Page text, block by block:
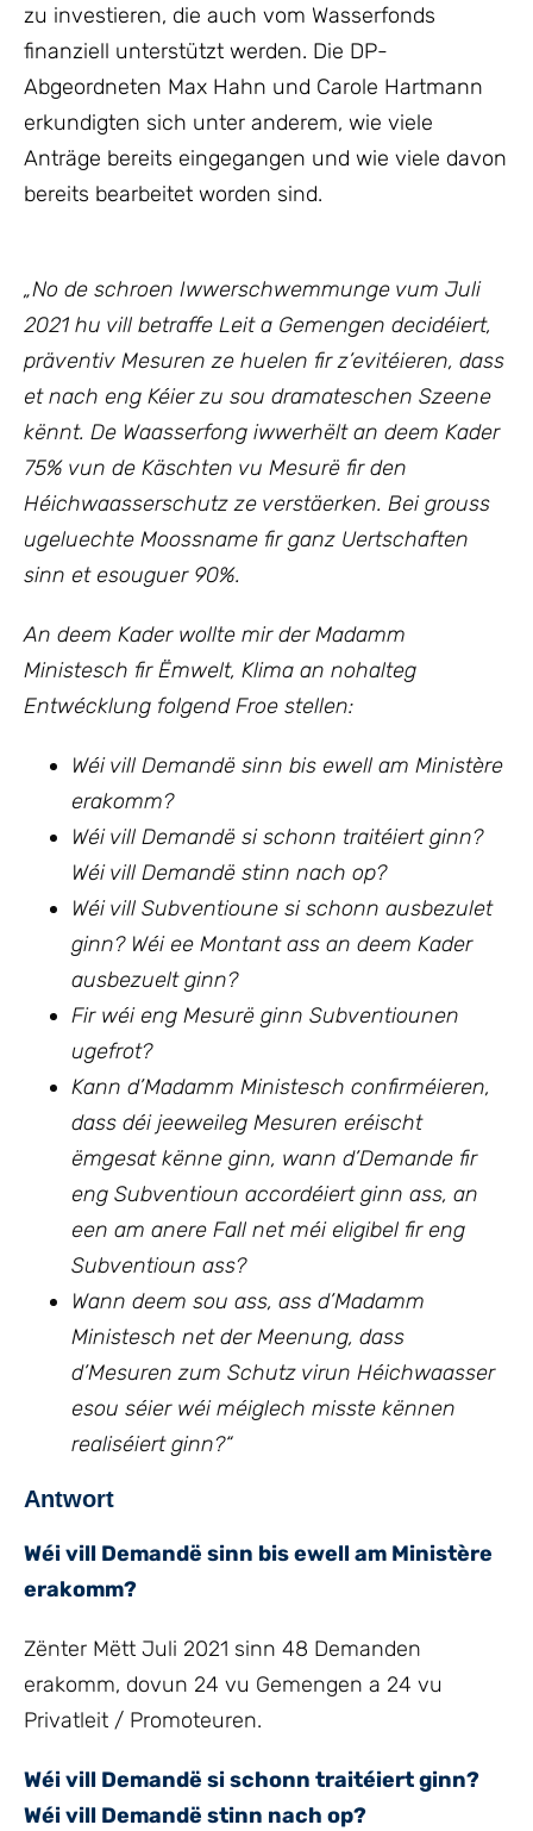
zu investieren, die auch vom Wasserfonds
finanziell unterstützt werden. Die DP-
Abgeordneten Max Hahn und Carole Hartmann
erkundigten sich unter anderem, wie viele
Anträge bereits eingegangen und wie viele davon
bereits bearbeitet worden sind.
„No de schroen Iwwerschwemmunge vum Juli
2021 hu vill betraffe Leit a Gemengen decidéiert,
präventiv Mesuren ze huelen fir z’evitéieren, dass
et nach eng Kéier zu sou dramateschen Szeene
kënnt. De Waasserfong iwwerhëlt an deem Kader
75% vun de Käschten vu Mesurë fir den
Héichwaasserschutz ze verstäerken. Bei grouss
ugeluechte Moossname fir ganz Uertschaften
sinn et esouguer 90%.
An deem Kader wollte mirder Madamm
Ministesch fir Ëmwelt, Klima an nohalteg
Entwécklung folgend Froe stellen:
Wéi vill Demandë sinn bis ewell am Ministère
erakomm?
Wéi vill Demandë si schonn traitéiert ginn?
Wéi vill Demandë stinn nach op?
Wéi vill Subventioune si schonn ausbezulet
ginn? Wéi ee Montant ass an deem Kader
ausbezuelt ginn?
Fir wéi eng Mesurë ginn Subventiounen
ugefrot?
Kann d’Madamm Ministesch confirméieren,
dass déi jeeweileg Mesuren eréischt
ëmgesat kënne ginn, wann d’Demande fir
eng Subventioun accordéiert ginn ass, an
een am anere Fall net méi eligibel fir eng
Subventioun ass?
Wann deem sou ass, ass d’Madamm
Ministesch net der Meenung, dass
d’Mesuren zum Schutz virun Héichwaasser
esou séier wéi méiglech misste kënnen
realiséiert ginn?“
Antwort
Wéi vill Demandë sinn bis ewell am Ministère
erakomm?
Zënter Mëtt Juli 2021 sinn 48 Demanden
erakomm, dovun 24 vu Gemengen a 24 vu
Privatleit / Promoteuren.
Wéi vill Demandë si schonn traitéiert ginn?
Wéi vill Demandë stinn nach op?